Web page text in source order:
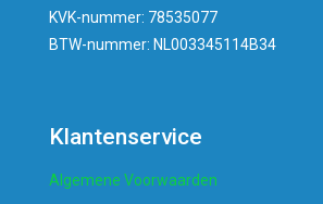
KVK-nummer: 78535077
BTW-nummer: NL003345114B34
Klantenservice
Algemene Voorwaarden